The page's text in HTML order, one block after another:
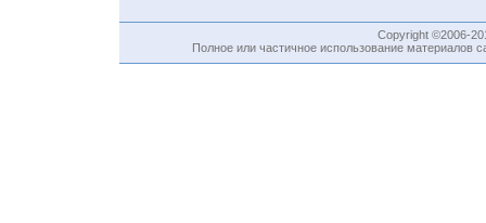
Copyright ©2006-
Полное или частичное использование материалов